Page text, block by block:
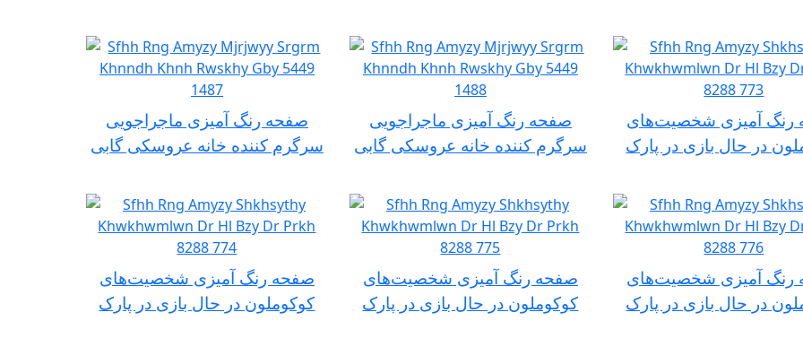
صفحه رنگ آمیزی ماجراجویی
سرگرم کننده خانه عروسکی گابی
صفحه رنگ آمیزی ماجراجویی
سرگرم کننده خانه عروسکی گابی
رنگ آمیزی شخصیت‌های
در حال بازی در پارک
صفحه رنگ آمیزی شخصیت‌های
کوکوملون در حال بازی در پارک
صفحه رنگ آمیزی شخصیت‌های
کوکوملون در حال بازی در پارک
رنگ آمیزی شخصیت‌های
در حال بازی در پارک